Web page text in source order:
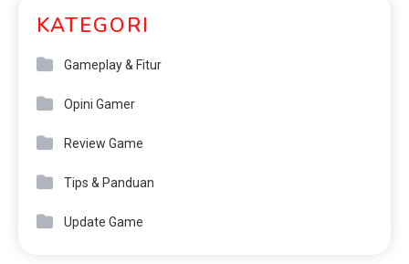
KATEGORI
Gameplay & Fitur
Opini Gamer
Review Game
Tips & Panduan
Update Game